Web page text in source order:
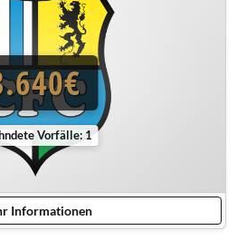
Vorfälle: 1
Informationen